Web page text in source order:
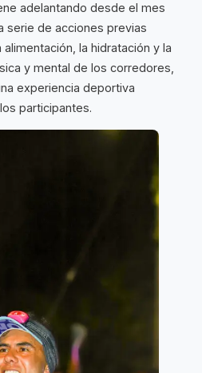
adelantando desde el mes
serie de acciones previas
la hidratación y la
y mental de los corredores,
experiencia deportiva
participantes.